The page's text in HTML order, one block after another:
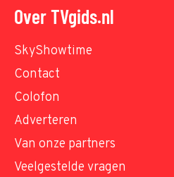
Over TVgids.nl
SkyShowtime
Contact
Colofon
Adverteren
Van onze partners
Veelgestelde vragen